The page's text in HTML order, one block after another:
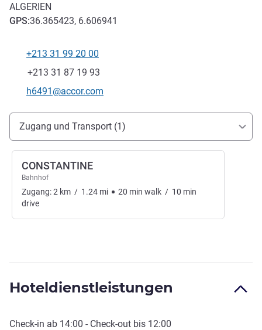
ALGERIEN
GPS:36.365423, 6.606941
+213 31 99 20 00
Fax
+213 31 87 19 93
Kontakt-E-Mail
h6491@accor.com
Erreichbarkeit und Anbindung
Zugang und Transport (1)
CONSTANTINE
Bahnhof
Zugang:2 km / 1.24 mi 20 min walk / 10 min
drive
Hoteldienstleistungen
Check-in ab 14:00 - Check-out bis 12:00